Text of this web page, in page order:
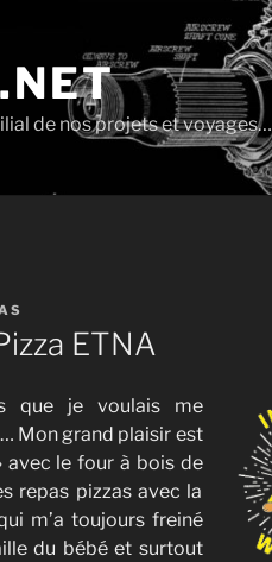
de nos projets et voyages…
ETNA
que je voulais me
Mon grand plaisir est
avec le four à bois de
repas pizzas avec la
m’a toujours freiné
du bébé et surtout